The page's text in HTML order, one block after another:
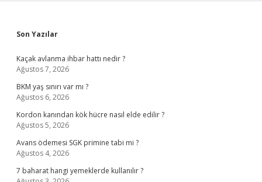
Sidebar
Son Yazılar
Kaçak avlanma ihbar hattı nedir ?
Ağustos 7, 2026
BKM yaş sınırı var mı ?
Ağustos 6, 2026
Kordon kanından kök hücre nasıl elde edilir ?
Ağustos 5, 2026
Avans ödemesi SGK primine tabi mi ?
Ağustos 4, 2026
7 baharat hangi yemeklerde kullanılır ?